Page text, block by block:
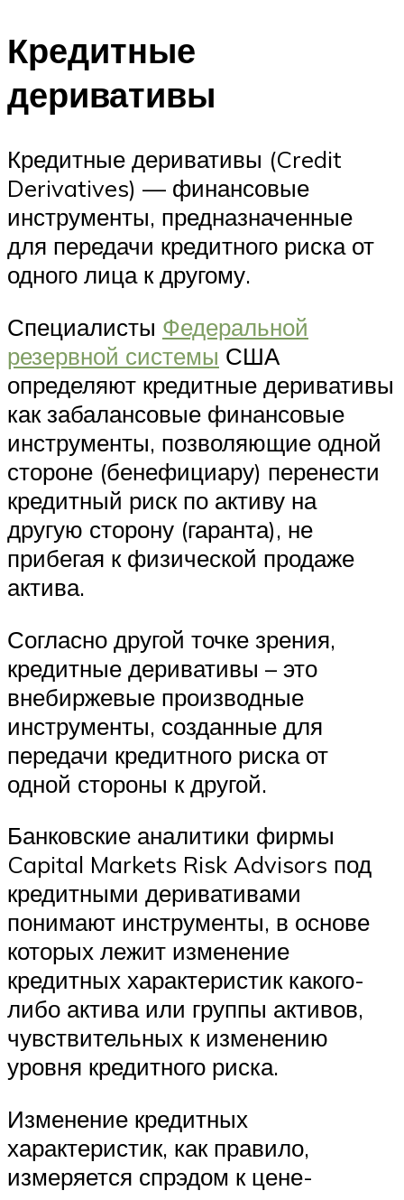
Кредитные
деривативы
Кредитные деривативы (Credit
Derivatives) — финансовые
инструменты, предназначенные
для передачи кредитного риска от
одного лица к другому.
Специалисты Федеральной
резервной системы США
определяют кредитные деривативы
как забалансовые финансовые
инструменты, позволяющие одной
стороне (бенефициару) перенести
кредитный риск по активу на
другую сторону (гаранта), не
прибегая к физической продаже
актива.
Согласно другой точке зрения,
кредитные деривативы – это
внебиржевые производные
инструменты, созданные для
передачи кредитного риска от
одной стороны к другой.
Банковские аналитики фирмы
Capital Markets Risk Advisors под
кредитными деривативами
понимают инструменты, в основе
которых лежит изменение
кредитных характеристик какого-
либо актива или группы активов,
чувствительных к изменению
уровня кредитного риска.
Изменение кредитных
характеристик, как правило,
измеряется спрэдом к цене-